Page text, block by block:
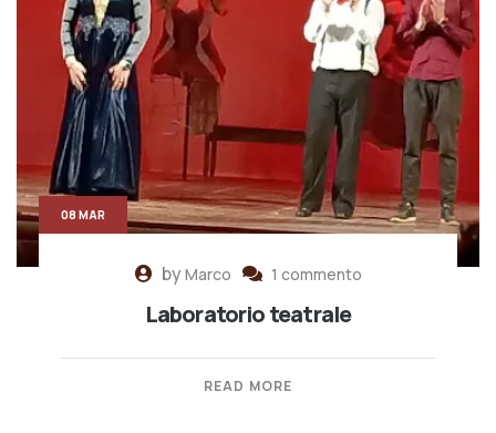
byMarco 1 commento
Laboratorio teatrale
READ MORE
08 MAR